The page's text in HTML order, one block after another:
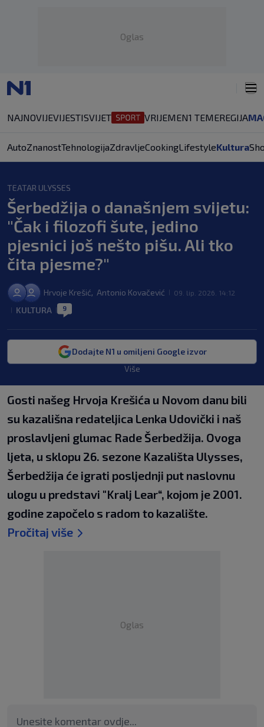
Oglas
NAJNOVIJEVIJESTISVIJET VRIJEMEN1 TEMEREGIJA
AutoZnanostTehnologijaZdravljeCookingLifestyleKultura
TEATAR ULYSSES
Šerbedžija o današnjem svijetu:
"Čak i filozofi šute, jedino
pjesnici još nešto pišu. Ali tko
čita pjesme?"
Hrvoje Krešić, Antonio Kovačević 09. lip. 2026. 14:12
KULTURA 9
Dodajte N1 u omiljeni Google izvor
Više
Gosti našeg Hrvoja Krešića u Novom danu bili
su kazališna redateljica Lenka Udovički i naš
proslavljeni glumac Rade Šerbedžija. Ovoga
ljeta, u sklopu 26. sezone Kazališta Ulysses,
Šerbedžija će igrati posljednji put naslovnu
ulogu u predstavi "Kralj Lear“, kojom je 2001.
godine započelo s radom to kazalište.
Pročitaj više
Oglas